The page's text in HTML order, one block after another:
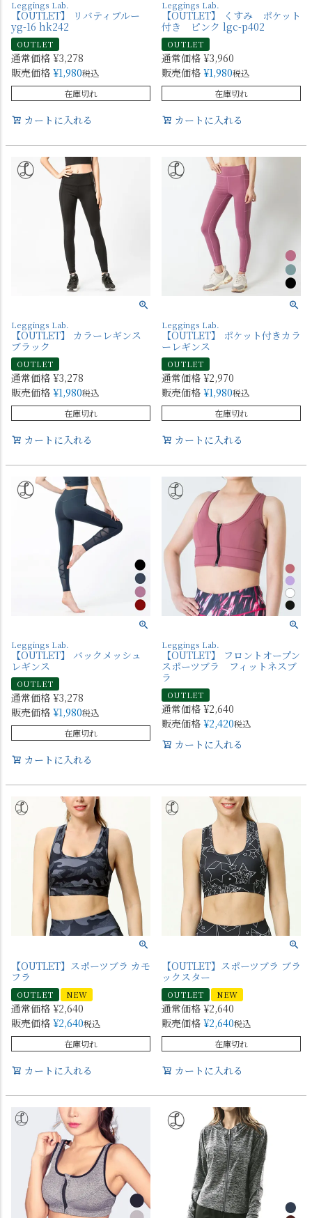
Leggings Lab.
【OUTLET】 リバティブルー
yg-16 hk242
OUTLET
通常価格 ¥3,278
販売価格 ¥1,980税込
在庫切れ
カートに入れる
Leggings Lab.
【OUTLET】 くすみ ポケット
付き ピンク lgc-p402
OUTLET
通常価格 ¥3,960
販売価格 ¥1,980税込
在庫切れ
カートに入れる
Leggings Lab.
【OUTLET】 カラーレギンス
ブラック
OUTLET
通常価格 ¥3,278
販売価格 ¥1,980税込
在庫切れ
カートに入れる
Leggings Lab.
【OUTLET】 ポケット付きカラ
ーレギンス
OUTLET
通常価格 ¥2,970
販売価格 ¥1,980税込
在庫切れ
カートに入れる
Leggings Lab.
【OUTLET】 バックメッシュ
レギンス
OUTLET
通常価格 ¥3,278
販売価格 ¥1,980税込
在庫切れ
カートに入れる
Leggings Lab.
【OUTLET】 フロントオープン
スポーツブラ フィットネスブ
ラ
OUTLET
通常価格 ¥2,640
販売価格 ¥2,420税込
カートに入れる
【OUTLET】スポーツブラ カモ
フラ
OUTLET NEW
通常価格 ¥2,640
販売価格 ¥2,640税込
在庫切れ
カートに入れる
【OUTLET】スポーツブラ ブラ
ックスター
OUTLET NEW
通常価格 ¥2,640
販売価格 ¥2,640税込
在庫切れ
カートに入れる